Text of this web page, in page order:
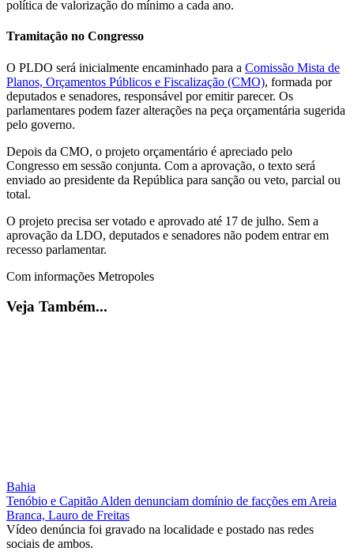
política de valorização do mínimo a cada ano.
Tramitação no Congresso
O PLDO será inicialmente encaminhado para a Comissão Mista de
Planos, Orçamentos Públicos e Fiscalização (CMO), formada por
deputados e senadores, responsável por emitir parecer. Os
parlamentares podem fazer alterações na peça orçamentária sugerida
pelo governo.
Depois da CMO, o projeto orçamentário é apreciado pelo
Congresso em sessão conjunta. Com a aprovação, o texto será
enviado ao presidente da República para sanção ou veto, parcial ou
total.
O projeto precisa ser votado e aprovado até 17 de julho. Sem a
aprovação da LDO, deputados e senadores não podem entrar em
recesso parlamentar.
Com informações Metropoles
Veja Também...
Bahia
Tenóbio e Capitão Alden denunciam domínio de facções em Areia
Branca, Lauro de Freitas
Vídeo denúncia foi gravado na localidade e postado nas redes
sociais de ambos.